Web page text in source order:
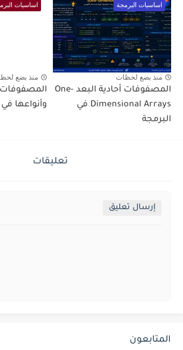
اساسيات البرمجة
منذ بضع لحظات
المصفوفات أحادية البعد One-
Dimensional Arrays في
البرمجة
اساسيات
منذ بضع
وأنواعها
تعليقات
إرسال تعليق
المتابعون